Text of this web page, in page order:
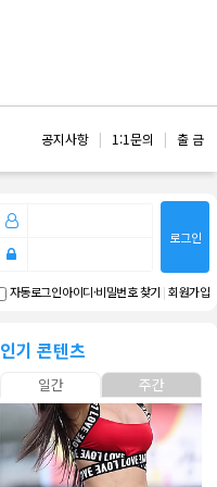
공지사항 1:1문의 출 금
로그인
자동로그인아이디·비밀번호 찾기 |회원가입
인기 콘텐츠
일간 주간